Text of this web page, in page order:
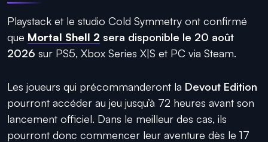
Playstack et le studio Cold Symmetry ont confirmé
que Mortal Shell 2 sera disponible le 20 août
2026 sur PS5, Xbox Series X|S et PC via Steam.
Les joueurs qui précommanderont la Devout Edition
pourront accéder au jeu jusqu’à 72 heures avant son
lancement officiel. Dans le meilleur des cas, ils
pourront donc commencer leur aventure dès le 17